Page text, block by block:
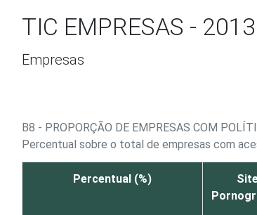
TIC EMPRESAS - 2013
Empresas
B8 - PROPORÇÃO DE EMPRESAS COM
Percentual sobre o total de empresas com
Percentual (%)